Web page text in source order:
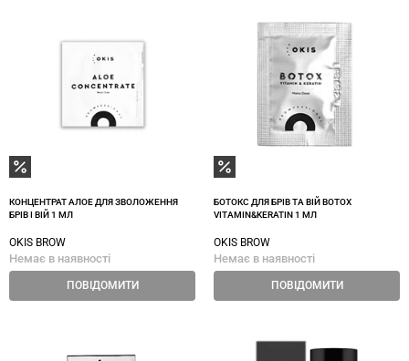
КОНЦЕНТРАТ АЛОЕ ДЛЯ ЗВОЛОЖЕННЯ
БРІВ І ВІЙ 1 МЛ
OKIS BROW
Немає в наявності
ПОВІДОМИТИ
БОТОКС ДЛЯ БРІВ ТА ВІЙ BOTOX
VITAMIN&KERATIN 1 МЛ
OKIS BROW
Немає в наявності
ПОВІДОМИТИ